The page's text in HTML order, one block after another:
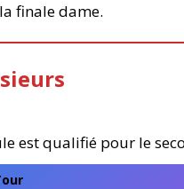
finale dame.
est qualifié pour le